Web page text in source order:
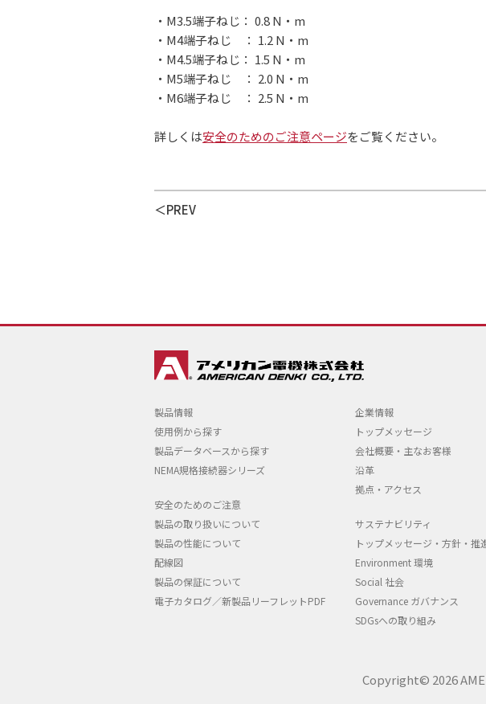
・M3.5端子ねじ： 0.8 N・m
・M4端子ねじ ： 1.2 N・m
・M4.5端子ねじ： 1.5 N・m
・M5端子ねじ ： 2.0 N・m
・M6端子ねじ ： 2.5 N・m
詳しくは安全のためのご注意ページをご覧ください。
PREV
製品情報
使用例から探す
製品データベースから探す
NEMA規格接続器シリーズ
安全のためのご注意
製品の取り扱いについて
製品の性能について
配線図
製品の保証について
電子カタログ／新製品リーフレットPDF
企業情報
トップメッセージ
会社概要・主なお客様
沿革
拠点・アクセス
サステナビリティ
トップメッセージ・方針・推
Environment 環境
Social 社会
Governance ガバナンス
SDGsへの取り組み
Copyright© 2026